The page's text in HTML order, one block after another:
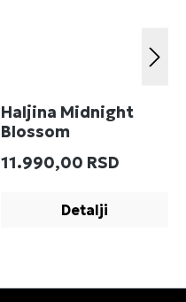
Haljina Midnight
Blossom
Redovna cena:
11.990,00 RSD
Detalji